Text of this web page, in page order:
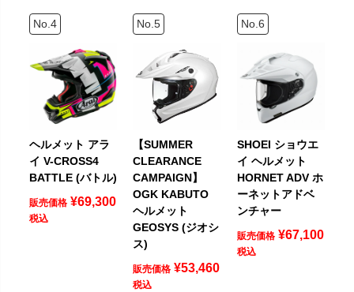
ヘルメット アラ
イ V-CROSS4
BATTLE (バトル)
販売価格 ¥69,300
税込
【SUMMER
CLEARANCE
CAMPAIGN】
OGK KABUTO
ヘルメット
GEOSYS (ジオシ
ス)
販売価格 ¥53,460
税込
SHOEI ショウエ
イ ヘルメット
HORNET ADV ホ
ーネットアドベ
ンチャー
販売価格 ¥67,100
税込